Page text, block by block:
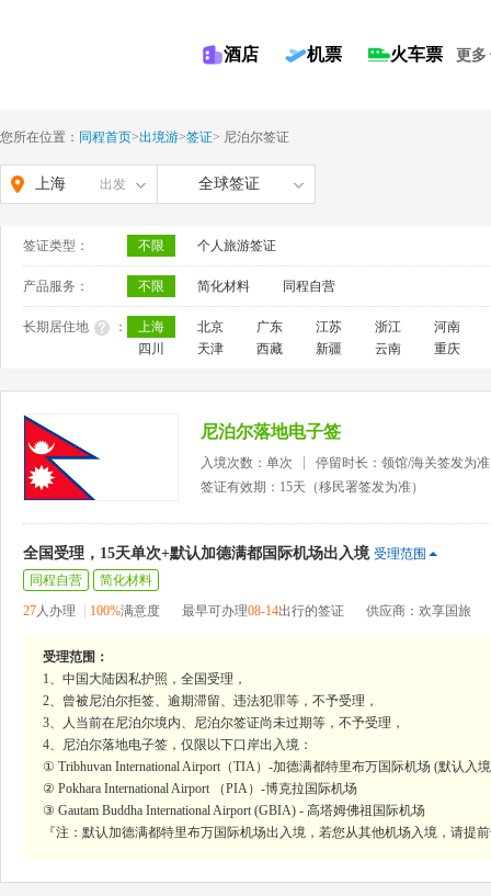
酒店 机票 火车票 更多
您所在位置： 同程首页>出境游>签证> 尼泊尔签证
上海 出发 全球签证
签证类型： 不限 个人旅游签证
产品服务： 不限 简化材料 同程自营
长期居住地 ： 上海 北京 广东 江苏 浙江
河南
四川
天津 西藏 新疆 云南 重庆
尼泊尔落地电子签
入境次数：单次
停留时长：领馆/海关签发为准
签证有效期：15天（移民署签发为准）
全国受理，15天单次+默认加德满都国际机场出入境 受理范围
同程自营
简化材料
27人办理 100%满意度 最早可办理08-14出行的签证 供应商：欢享国旅
受理范围：
1、中国大陆因私护照，全国受理，
2、曾被尼泊尔拒签、逾期滞留、违法犯罪等，不予受理，
3、人当前在尼泊尔境内、尼泊尔签证尚未过期等，不予受理，
4、尼泊尔落地电子签，仅限以下口岸出入境：
① Tribhuvan International Airport（TIA）-加德满都特里布万国际机场 (默认入
② Pokhara International Airport （PIA）-博克拉国际机场
③ Gautam Buddha International Airport (GBIA) - 高塔姆佛祖国际机场
『注：默认加德满都特里布万国际机场出入境，若您从其他机场入境，请提